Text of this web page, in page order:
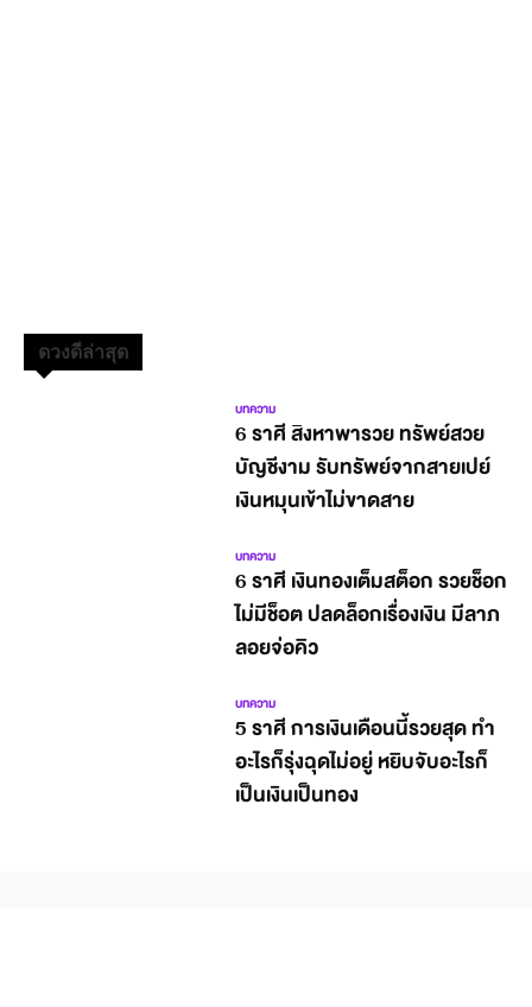
ดวงดีล่าสุด
บทความ
6 ราศี สิงหาพารวย ทรัพย์สวย
บัญชีงาม รับทรัพย์จากสายเปย์
เงินหมุนเข้าไม่ขาดสาย
บทความ
6 ราศี เงินทองเต็มสต็อก รวยช็อก
ไม่มีช็อต ปลดล็อกเรื่องเงิน มีลาภ
ลอยจ่อคิว
บทความ
5 ราศี การเงินเดือนนี้รวยสุด ทำ
อะไรก็รุ่งฉุดไม่อยู่ หยิบจับอะไรก็
เป็นเงินเป็นทอง